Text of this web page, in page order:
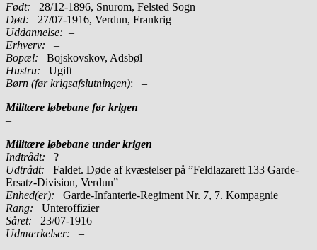
Født: 28/12-1896, Snurom, Felsted Sogn
Død: 27/07-1916, Verdun, Frankrig
Uddannelse: –
Erhverv: –
Bopæl: Bojskovskov, Adsbøl
Hustru: Ugift
Børn (før krigsafslutningen): –
Militære løbebane før krigen
–
Militære løbebane under krigen
Indtrådt: ?
Udtrådt: Faldet. Døde af kvæstelser på ”Feldlazarett 133 Garde-
Ersatz-Division, Verdun”
Enhed(er):
Garde-Infanterie-Regiment Nr. 7, 7. Kompagnie
Rang:
Unteroffizier
Såret: 23/07-1916
Udmærkelser: –